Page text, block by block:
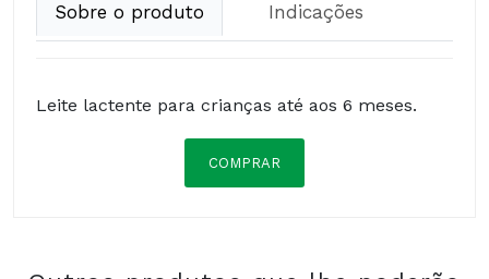
Sobre o produto Indicações
Leite lactente para crianças até aos 6 meses.
COMPRAR